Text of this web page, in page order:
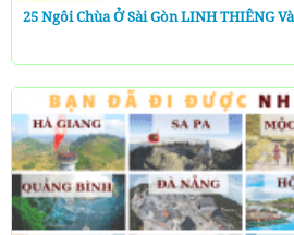
25 Ngôi Chùa Ở Sài Gòn LINH THIÊNG